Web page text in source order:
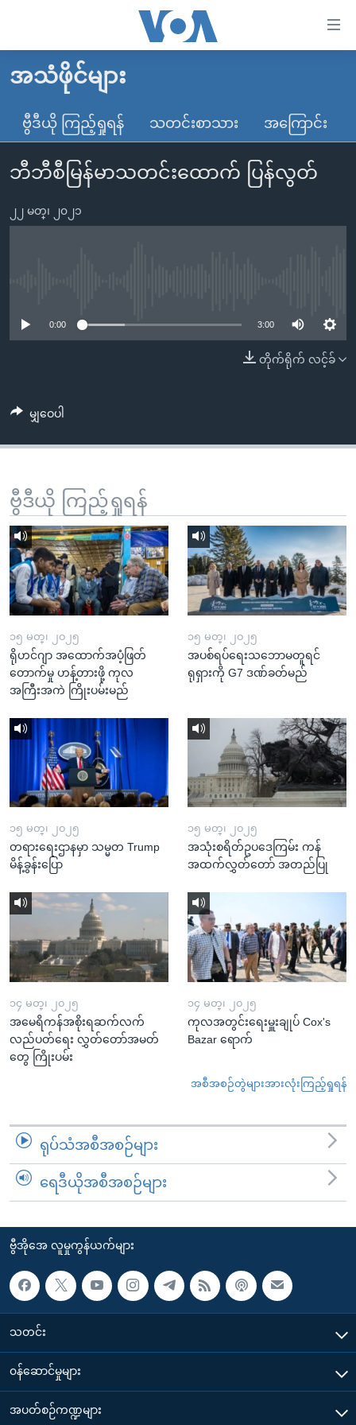
လွယ်ကူ
သည့်
Link
များ
ပင်မ
ပင်မ
စာမျက်နှာ
ကျော်
ရန်
ရှာဖွေ
ရန်
နေရာ
သို့
ကျော်
ရန်
မူလစာမျက်နှာ
မြန်မာ
ကမ္ဘာ့သတင်းများ
နိုင်ငံတကာ
တရုတ်
ဗွီဒီယို
ရပ်ဝန်းတခု လမ်းတခု အလွန်
ရုပ်ရှင်ထဲက အင်္ဂလိပ်စာ
တီဗွီ
ရေဒီယို/တီဗွီအစီအစဉ်
ဗွီအိုအေ လူမှုကွန်ယက်များ
ဘာသာစကားများ
အသံဖိုင်များ
ဗွီဒီယို ကြည့်ရှုရန် သတင်းစာသား အကြောင်း
ဘီဘီစီမြန်မာသတင်းထောက် ပြန်လွတ်
၂၂ မတ္၊ ၂၀၂၁
0:00 3:00
တိုက်ရိုက် လင့်ခ်
မျှဝေပါ
ဗွီဒီယို ကြည့်ရှုရန်
၁၅ မတ္၊ ၂၀၂၅
ရိုဟင်ဂျာ အထောက်အပံ့ဖြတ်
တောက်မှု ဟန့်တားဖို့ ကုလ
အကြီးအကဲ ကြိုးပမ်းမည်
၁၅ မတ္၊ ၂၀၂၅
အပစ်ရပ်ရေးသဘောမတူရင်
ရုရှားကို G7 ဒဏ်ခတ်မည်
၁၅ မတ္၊ ၂၀၂၅
တရားရေးဌာနမှာ သမ္မတ Trump
မိန့်ခွန်းပြော
၁၅ မတ္၊ ၂၀၂၅
အသုံးစရိတ်ဥပဒေကြမ်း ကန်
အထက်လွှတ်တော် အတည်ပြု
၁၄ မတ္၊ ၂၀၂၅
အမေရိကန်အစိုးရဆက်လက်
လည်ပတ်ရေး လွှတ်တော်အမတ်
တွေ ကြိုးပမ်း
၁၄ မတ္၊ ၂၀၂၅
ကုလအတွင်းရေးမှူးချုပ် Cox's
Bazar ရောက်
အစီအစဉ်တွဲများအားလုံးကြည့်ရှုရန်
ရုပ်သံအစီအစဉ်များ
ရေဒီယိုအစီအစဉ်များ
ဗွီအိုအေ လူမှုကွန်ယက်များ
သတင်း
၀န်ဆောင်မှုများ
အပတ်စဉ်ကဏ္ဍများ